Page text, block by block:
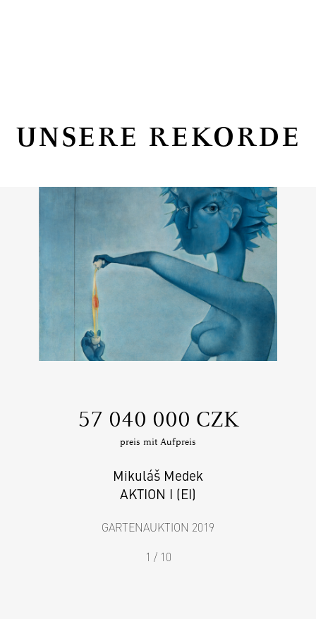
UNSERE REKORDE
‍57 040 000 CZK
preis mit Aufpreis
Mikuláš Medek
AKTION I (EI)
GARTENAUKTION 2019
1 / 10